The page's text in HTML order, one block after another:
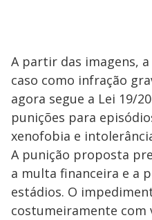
A partir das imagens,
caso como infração
agora segue a Lei 19/
punições para
xenofobia e
A punição proposta
a multa financeira e a
estádios. O
costumeiramente com